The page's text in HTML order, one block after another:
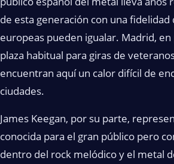
de esta generación con una fidelidad
europeas pueden igualar. Madrid,
plaza habitual para giras de
encuentran aquí un calor difícil de
ciudades.
James Keegan, por su parte,
conocida para el gran público pero
dentro del rock melódico y el metal